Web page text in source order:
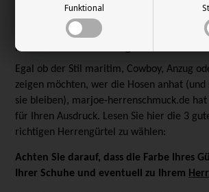
Funktional
Ihr Leitfaden für Herrengürtel:
Egal ob der Stil maritim, Cowboy, Anzug
zeigen möchten, wer die Hosen anhat (und
sie bleiben), marjoe-herrenschmuck.de
für Ihren Ausdruck. Lesen Sie hier die 3
richtigen Herrengürtel zu wählen:
Achten Sie darauf, dass die Farbe Ihres
Ihrer Schuhe und eventuell zu Ihrem